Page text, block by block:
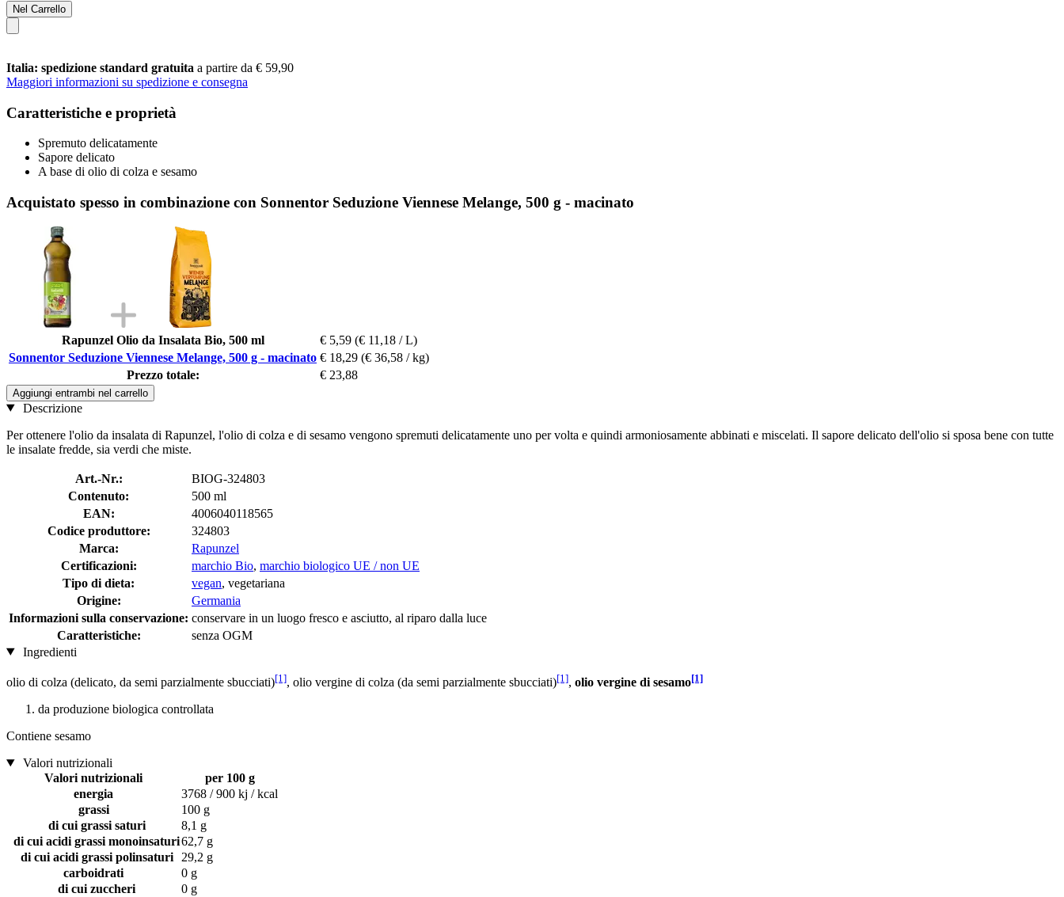
Nel Carrello
Italia: spedizione standard gratuita a partire da € 59,90
Maggiori informazioni su spedizione e consegna
Caratteristiche e proprietà
Spremuto delicatamente
Sapore delicato
A base di olio di colza e sesamo
Acquistato spesso in combinazione con Sonnentor Seduzione Viennese Melange, 500 g - macinato
Rapunzel Olio da Insalata Bio, 500 ml € 5,59 (€ 11,18 / L)
Sonnentor Seduzione Viennese Melange, 500 g - macinato € 18,29 (€ 36,58 / kg)
Prezzo totale:
€ 23,88
Aggiungi entrambi nel carrello
Descrizione
Per ottenere l'olio da insalata di Rapunzel, l'olio di colza e di sesamo vengono spremuti delicatamente uno per volta e quindi armoniosamente abbinati e miscelati. Il sapore delicato dell'olio si sposa bene con tutte
le insalate fredde, sia verdi che miste.
Art.-Nr.:
BIOG-324803
Contenuto:
500 ml
EAN:
4006040118565
Codice produttore:
324803
Marca:
Rapunzel
Certificazioni:
marchio Bio, marchio biologico UE / non UE
Tipo di dieta:
vegan, vegetariana
Origine:
Germania
Informazioni sulla conservazione: conservare in un luogo fresco e asciutto, al riparo dalla luce
Caratteristiche:
senza OGM
Ingredienti
olio di colza (delicato, da semi parzialmente sbucciati)[1], olio vergine di colza (da semi parzialmente sbucciati)[1], olio vergine di sesamo[1]
da produzione biologica controllata
Contiene sesamo
Valori nutrizionali
Valori nutrizionali
per 100 g
energia
3768 / 900 kj / kcal
grassi
100 g
di cui grassi saturi
8,1 g
di cui acidi grassi monoinsaturi62,7 g
di cui acidi grassi polinsaturi
29,2 g
carboidrati
0 g
di cui zuccheri
0 g